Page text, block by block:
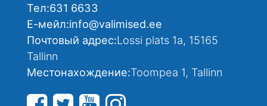
Тел:631 6633
Е-мейл:info@valimised.ee
Почтовый адрес:Lossi plats 1a, 15165
Tallinn
Местонахождение:Toompea 1, Tallinn